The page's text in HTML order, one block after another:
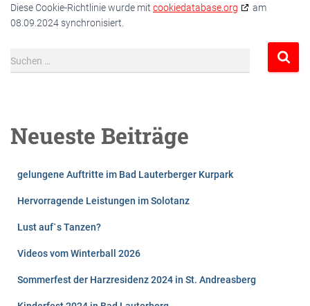
Diese Cookie-Richtlinie wurde mit cookiedatabase.org
am
08.09.2024 synchronisiert.
S
u
n
n
Suchen …
Neueste Beiträge
gelungene Auftritte im Bad Lauterberger Kurpark
Hervorragende Leistungen im Solotanz
Lust auf`s Tanzen?
Videos vom Winterball 2026
Sommerfest der Harzresidenz 2024 in St. Andreasberg